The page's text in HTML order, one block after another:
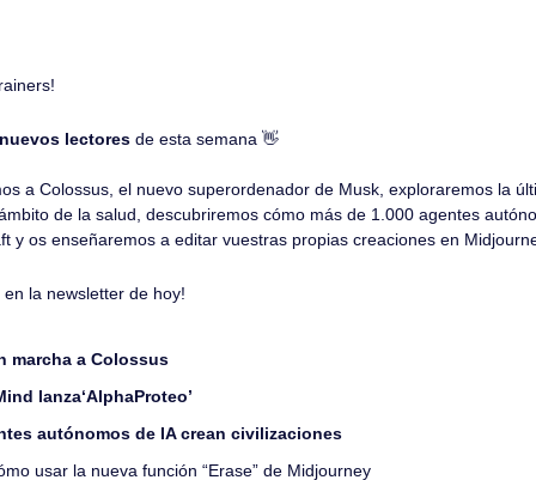
lectores de esta semana 👋
a Colossus, el nuevo superordenador de Musk, exploraremos la
de la salud, descubriremos cómo más de 1.000 agentes
y os enseñaremos a editar vuestras propias creaciones en
la newsletter de hoy!
marcha a Colossus
lanza‘AlphaProteo’
autónomos de IA crean civilizaciones
usar la nueva función “Erase” de Midjourney